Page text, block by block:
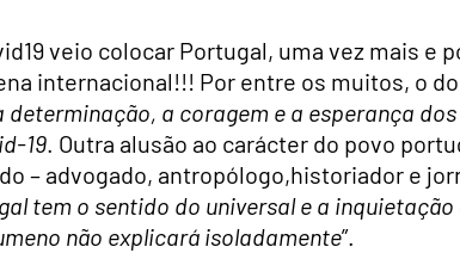
veio colocar Portugal, uma vez mais e
internacional!!! Por entre os muitos, o
determinação, a coragem e a esperança
19. Outra alusão ao carácter do povo
– advogado, antropólogo,historiador e
tem o sentido do universal e a
não explicará isoladamente”.